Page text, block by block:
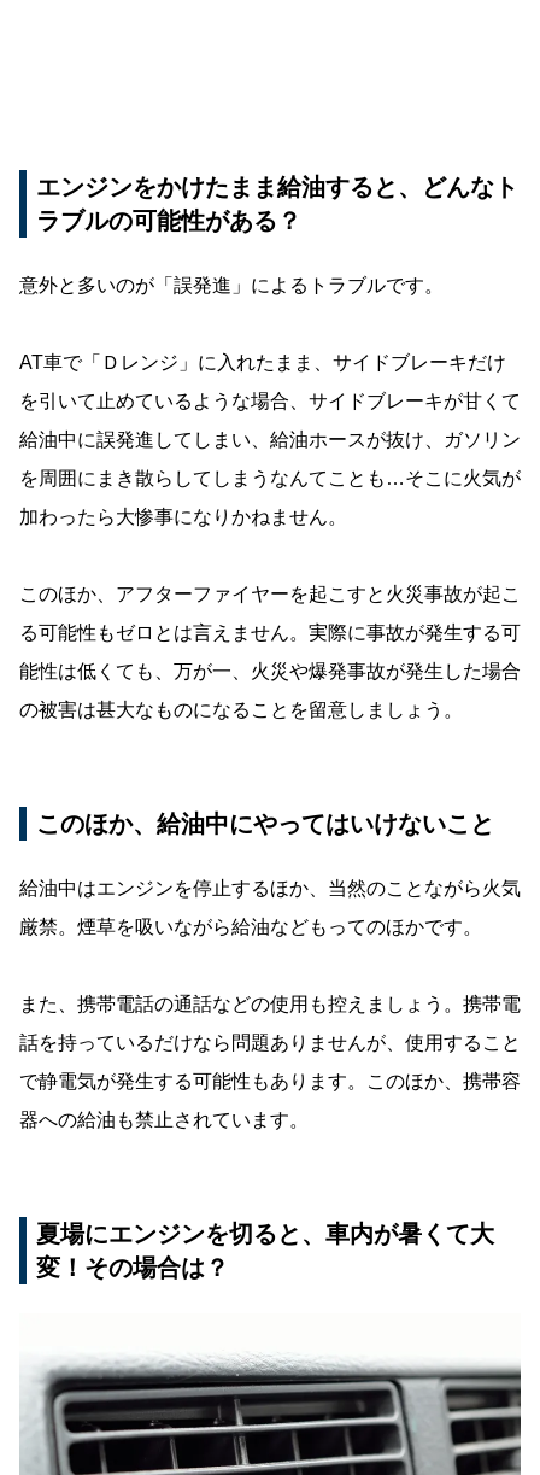
エンジンをかけたまま給油すると、どんなト
ラブルの可能性がある？
意外と多いのが「誤発進」によるトラブルです。
AT車で「Ｄレンジ」に入れたまま、サイドブレーキだけ
を引いて止めているような場合、サイドブレーキが甘くて
給油中に誤発進してしまい、給油ホースが抜け、ガソリン
を周囲にまき散らしてしまうなんてことも…そこに火気が
加わったら大惨事になりかねません。
このほか、アフターファイヤーを起こすと火災事故が起こ
る可能性もゼロとは言えません。実際に事故が発生する可
能性は低くても、万が一、火災や爆発事故が発生した場合
の被害は甚大なものになることを留意しましょう。
このほか、給油中にやってはいけないこと
給油中はエンジンを停止するほか、当然のことながら火気
厳禁。煙草を吸いながら給油などもってのほかです。
また、携帯電話の通話などの使用も控えましょう。携帯電
話を持っているだけなら問題ありませんが、使用すること
で静電気が発生する可能性もあります。このほか、携帯容
器への給油も禁止されています。
夏場にエンジンを切ると、車内が暑くて大
変！その場合は？